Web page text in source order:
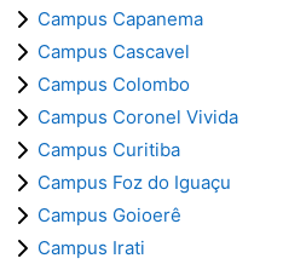
Campus Capanema
Campus Cascavel
Campus Colombo
Campus Coronel Vivida
Campus Curitiba
Campus Foz do Iguaçu
Campus Goioerê
Campus Irati